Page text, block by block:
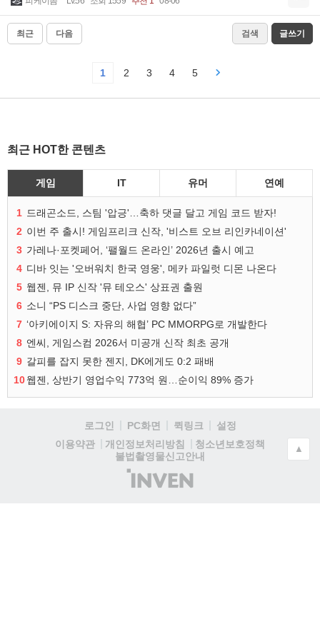
최근 다음 검색 글쓰기
1 2 3 4 5
최근 HOT한 콘텐츠
게임 IT 유머 연예
1 드래곤소드, 스팀 '압긍'…축하 댓글 달고 게임 코드 받자!
2 이번 주 출시! 게임프리크 신작, '비스트 오브 리인카네이션'
3 가레나·포켓페어, ‘팰월드 온라인’ 2026년 출시 예고
4 디바 잇는 '오버워치 한국 영웅', 메카 파일럿 디몬 나온다
5 웹젠, 뮤 IP 신작 '뮤 테오스' 상표권 출원
6 소니 “PS 디스크 중단, 사업 영향 없다”
7 ‘아키에이지 S: 자유의 해협’ PC MMORPG로 개발한다
8 엔씨, 게임스컴 2026서 미공개 신작 최초 공개
9 갈피를 잡지 못한 젠지, DK에게도 0:2 패배
10웹젠, 상반기 영업수익 773억 원…순이익 89% 증가
로그인 PC화면 퀵링크
설정
이용약관
개인정보처리방침
청소년보호정책
불법촬영물신고안내
(주)
인
▲